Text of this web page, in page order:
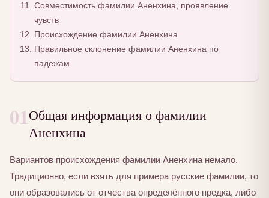
Совместимость фамилии Аненхина, проявление
чувств
Происхождение фамилии Аненхина
Правильное склонение фамилии Аненхина по
падежам
01Общая информация о фамилии
Аненхина
Вариантов происхождения фамилии Аненхина немало.
Традиционно, если взять для примера русские фамилии, то
они образовались от отчества определённого предка, либо